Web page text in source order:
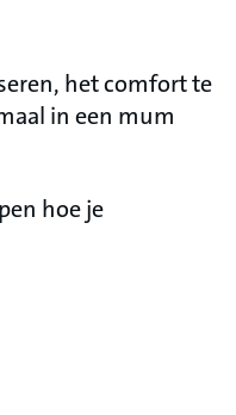
het comfort te
in een mum
hoe je